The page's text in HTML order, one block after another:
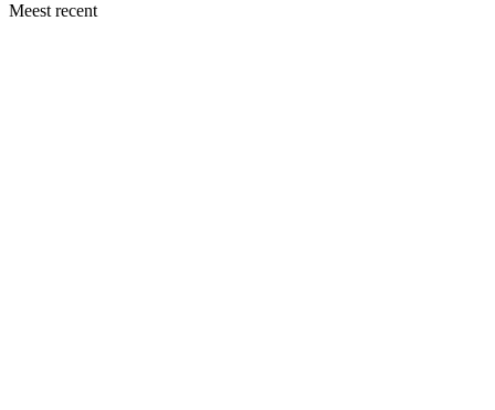
Meest recent